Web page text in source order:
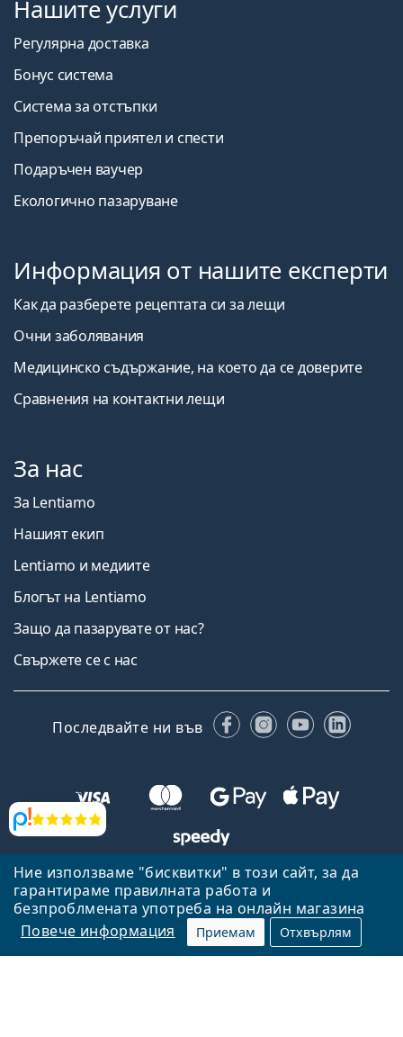
Ние използваме "бисквитки" в този сайт, за да
гарантираме правилната работа и
безпроблмената употреба на онлайн магазина
Повече информация
Приемам Отхвърлям
Прегледи
Нашите услуги
Регулярна доставка
Бонус система
Система за отстъпки
Препоръчай приятел и спести
Подаръчен ваучер
Екологично пазаруване
Информация от нашите експерти
Как да разберете рецептата си за лещи
Очни заболявания
Медицинско съдържание, на което да се доверите
Сравнения на контактни лещи
За нас
За Lentiamo
Нашият екип
Lentiamo и медиите
Блогът на Lentiamo
Защо да пазарувате от нас?
Свържете се с нас
Последвайте ни във FacebookInstagram
YouTube
Назад към началната страница
Нагоре
Lentiamo.bg е собственост и се управлява от Lentiamo s.r.o.,
Република Чехия
Тук сме за вас в продължение на 18 години.